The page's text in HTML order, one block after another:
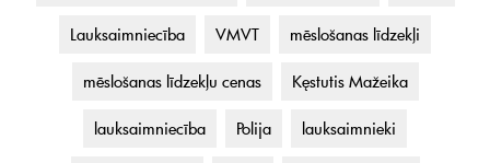
Lauksaimniecība VMVT mēslošanas līdzekļi
mēslošanas līdzekļu cenas Kęstutis Mažeika
lauksaimniecība Polija lauksaimnieki